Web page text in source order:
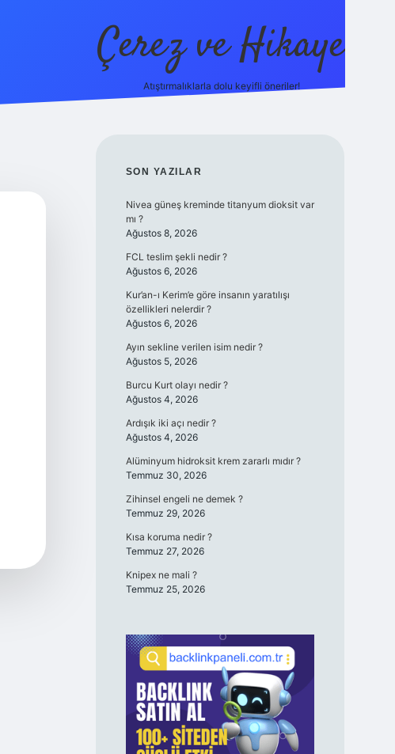
Çerez ve Hikaye
Atıştırmalıklarla dolu keyifli öneriler!
SIDEBAR
SON YAZILAR
Nivea güneş kreminde titanyum dioksit var
mı ?
Ağustos 8, 2026
FCL teslim şekli nedir ?
Ağustos 6, 2026
Kur’an-ı Kerim’e göre insanın yaratılışı
özellikleri nelerdir ?
Ağustos 6, 2026
Ayın sekline verilen isim nedir ?
Ağustos 5, 2026
Burcu Kurt olayı nedir ?
Ağustos 4, 2026
Ardışık iki açı nedir ?
Ağustos 4, 2026
Alüminyum hidroksit krem zararlı mıdır ?
Temmuz 30, 2026
Zihinsel engeli ne demek ?
Temmuz 29, 2026
Kısa koruma nedir ?
Temmuz 27, 2026
Knipex ne mali ?
Temmuz 25, 2026